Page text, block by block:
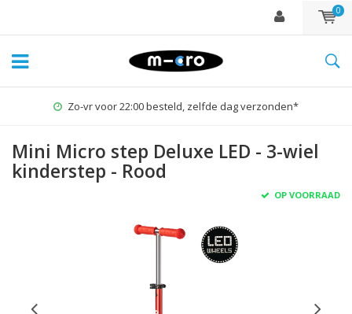
0
Zo-vr voor 22:00 besteld, zelfde dag verzonden*
Mini Micro step Deluxe LED - 3-wiel
kinderstep - Rood
OP VOORRAAD